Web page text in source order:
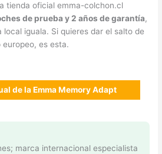
tienda oficial emma-colchon.cl
de prueba y 2 años de garantía,
iguala. Si quieres dar el salto de
es esta.
de la Emma Memory Adapt
marca internacional especialista